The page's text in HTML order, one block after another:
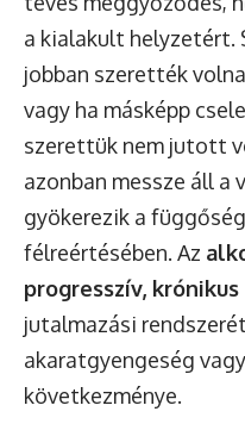
a kialakult helyzetért.
jobban szerették
vagy ha másképp
szerettük nem jutott
azonban messze áll a
gyökerezik a
félreértésében. Az
progresszív,
jutalmazási
akaratgyengeség
következménye.